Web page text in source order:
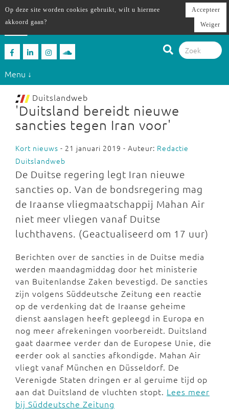
Menu ↓
Duitslandweb
'Duitsland bereidt nieuwe
sancties tegen Iran voor'
Kort nieuws - 21 januari 2019 - Auteur: Redactie
Duitslandweb
De Duitse regering legt Iran nieuwe
sancties op. Van de bondsregering mag
de Iraanse vliegmaatschappij Mahan Air
niet meer vliegen vanaf Duitse
luchthavens. (Geactualiseerd om 17 uur)
Berichten over de sancties in de Duitse media
werden maandagmiddag door het ministerie
van Buitenlandse Zaken bevestigd. De sancties
zijn volgens Süddeutsche Zeitung een reactie
op de verdenking dat de Iraanse geheime
dienst aanslagen heeft gepleegd in Europa en
nog meer afrekeningen voorbereidt. Duitsland
gaat daarmee verder dan de Europese Unie, die
eerder ook al sancties afkondigde. Mahan Air
vliegt vanaf München en Düsseldorf. De
Verenigde Staten dringen er al geruime tijd op
aan dat Duitsland de vluchten stopt. Lees meer
bij Süddeutsche Zeitung
Op deze site worden cookies gebruikt, wilt u hiermee
akkoord gaan?
Accepteer
Weiger